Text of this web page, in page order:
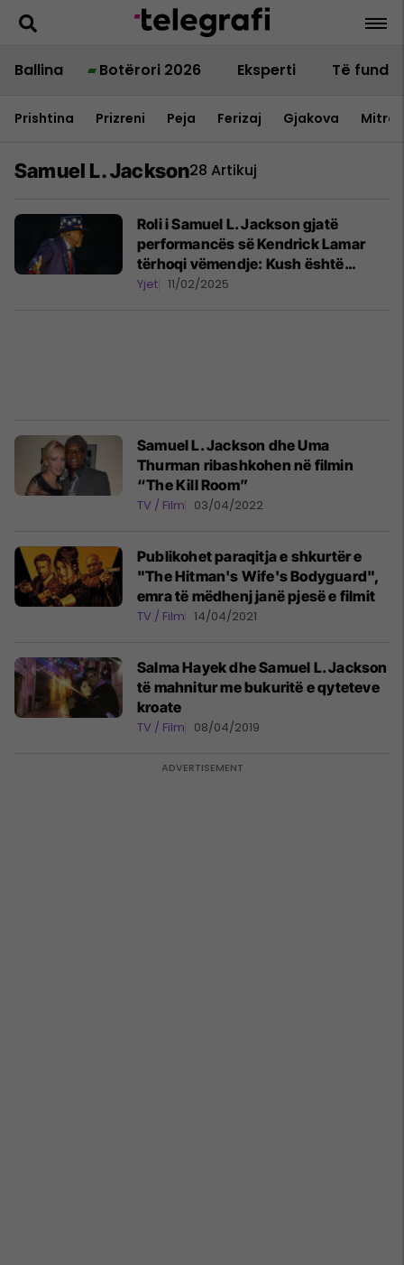
Ballina Botërori 2026 Eksperti Të fundit
Prishtina Prizreni Peja Ferizaj Gjakova
Samuel L. Jackson28 Artikuj
Roli i Samuel L. Jackson gjatë
performancës së Kendrick Lamar
tërhoqi vëmendje: Kush është
'Uncle Sam'?
Yjet 11/02/2025
Samuel L. Jackson dhe Uma
Thurman ribashkohen në filmin
“The Kill Room”
TV / Film 03/04/2022
Publikohet paraqitja e shkurtër e
"The Hitman's Wife's Bodyguard",
emra të mëdhenj janë pjesë e filmit
TV / Film 14/04/2021
Salma Hayek dhe Samuel L. Jackson
të mahnitur me bukuritë e qyteteve
kroate
TV / Film 08/04/2019